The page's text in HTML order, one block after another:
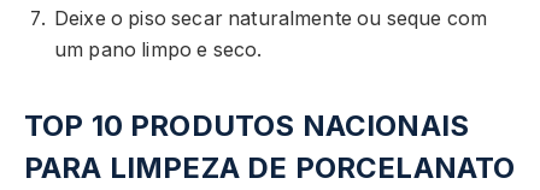
Deixe o piso secar naturalmente ou seque com
um pano limpo e seco.
TOP 10 PRODUTOS NACIONAIS
PARA LIMPEZA DE PORCELANATO